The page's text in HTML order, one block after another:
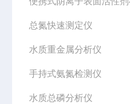
总氮快速测定仪
水质重金属分析仪
手持式氨氮检测仪
水质总磷分析仪